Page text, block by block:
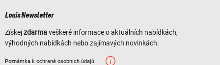
Louis Newsletter
Získejzdarmaveškeré informace o aktuálních nabídkách,
výhodných nabídkách nebo zajímavých novinkách.
Poznámka k ochraně osobních údajů